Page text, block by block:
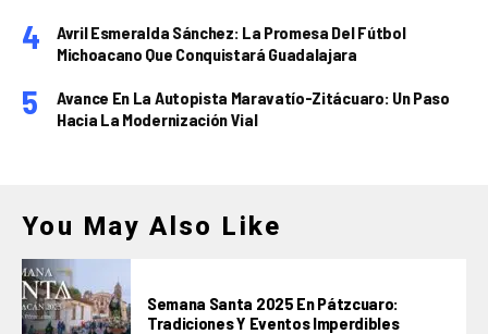
Avril Esmeralda Sánchez: La Promesa Del Fútbol
Michoacano Que Conquistará Guadalajara
Avance En La Autopista Maravatío-Zitácuaro: Un Paso
Hacia La Modernización Vial
You May Also Like
Semana Santa 2025 En Pátzcuaro:
Tradiciones Y Eventos Imperdibles